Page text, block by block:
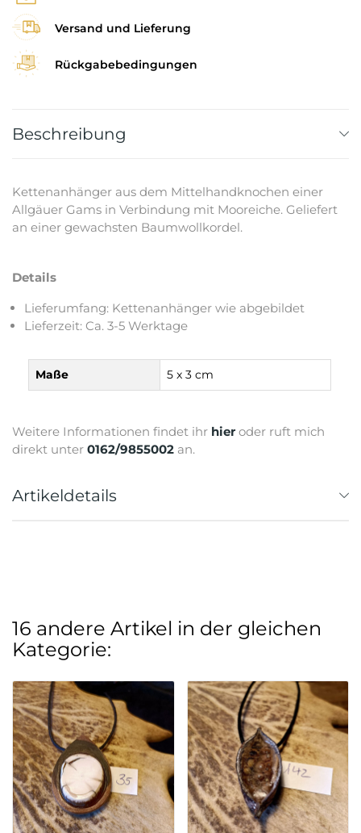
Versand und Lieferung
Rückgabebedingungen
Beschreibung
Kettenanhänger aus dem Mittelhandknochen einer
Allgäuer Gams in Verbindung mit Mooreiche. Geliefert
an einer gewachsten Baumwollkordel.
Details
Lieferumfang: Kettenanhänger wie abgebildet
Lieferzeit: Ca. 3-5 Werktage
Maße 5 x 3 cm
Weitere Informationen findet ihr hier oder ruft mich
direkt unter 0162/9855002 an.
Artikeldetails
16 andere Artikel in der gleichen
Kategorie: